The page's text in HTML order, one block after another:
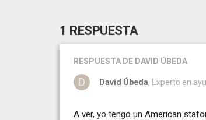
1 RESPUESTA
RESPUESTA DE DAVID ÚBEDA
David Úbeda, Experto en
A ver, yo tengo un American